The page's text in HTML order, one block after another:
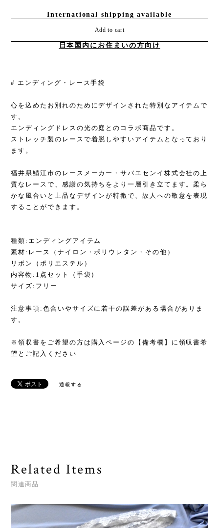
International shipping available
Add to cart
日本国内にお住まいの方向け
# エンディング・レース手袋
心を込めたお別れのためにデザインされた特別なアイテムで
す。
エンディングドレスの光の庭とのコラボ商品です。
ストレッチ製のレースで着脱しやすいアイテムとなっており
ます。
福井県鯖江市のレースメーカー・サバエセンイ株式会社の上
質なレースで、感謝の気持ちをより一層引き立てます。柔ら
かな風合いと上品なデザインが特徴で、故人への敬意を表現
することができます。
種類:エンディングアイテム
素材:レース（ナイロン・ポリウレタン・その他）
リボン（ポリエステル）
内容物:1点セット（手袋）
サイズ:フリー
注意事項:色合いやサイズに若干の誤差がある場合がありま
す。
※領収書をご希望の方は購入ページの【備考欄】に領収書希
望とご記入ください
通報する
Related Items
関連商品